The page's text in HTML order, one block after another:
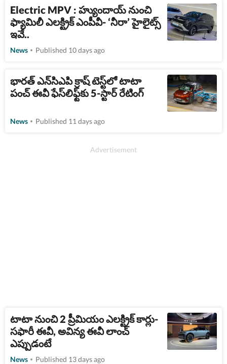
Electric MPV : హ్యుందాయ్ నుంచి
ఫ్యామిలీ ఎలక్ట్రిక్ ఎంపీవీ- ‘నీరా’ హైలైట్స్
ఇవే..
News Published 10 days ago
భారత్ ఎన్‌సిఎపి క్రాష్ టెస్ట్‌లో టాటా
పంచ్ ఈవీ ఫేస్‌లిఫ్ట్‌కు 5-స్టార్ రేటింగ్
News Published 11 days ago
టాటా నుంచి 2 ప్రీమియం ఎలక్ట్రిక్ కార్లు-
సఫారీ ఈవీ, అవిన్య ఈవీ లాంచ్​
ఎప్పుడంటే
News Published 13 days ago